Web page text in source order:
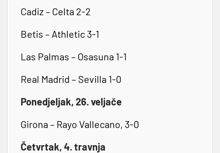
Cadiz – Celta 2-2
Betis – Athletic 3-1
Las Palmas – Osasuna 1-1
Real Madrid – Sevilla 1-0
Ponedjeljak, 26. veljače
Girona – Rayo Vallecano, 3-0
Četvrtak, 4. travnja